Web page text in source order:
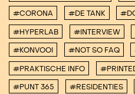
#CORONA #DE TANK
#HYPERLAB #INTERVIEW
#KONVOOI #NOT SO FAQ
#PRAKTISCHE INFO
#PUNT 365 #RESIDENTIES